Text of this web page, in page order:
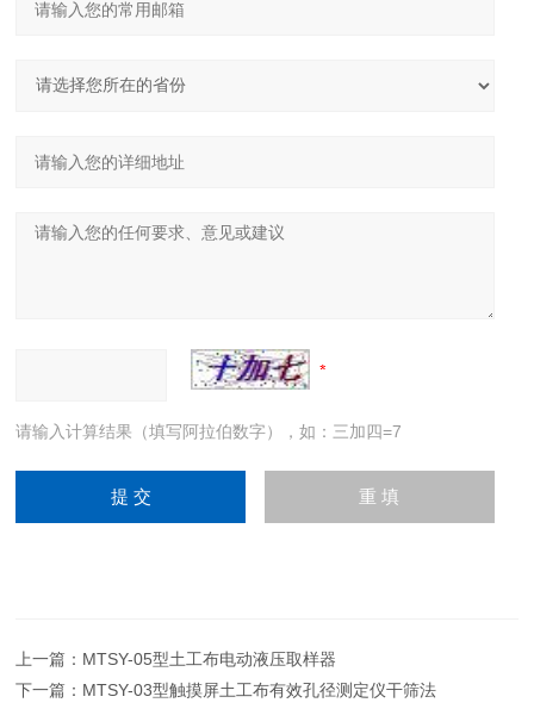
请输入计算结果（填写阿拉伯数字），如：三加四=7
上一篇： MTSY-05型土工布电动液压取样器
下一篇： MTSY-03型触摸屏土工布有效孔径测定仪干筛法